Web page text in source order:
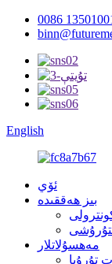
0086
English
ئۆي
بىز ھەققىدە
مەھسۇلاتلار
تۇرۇبا